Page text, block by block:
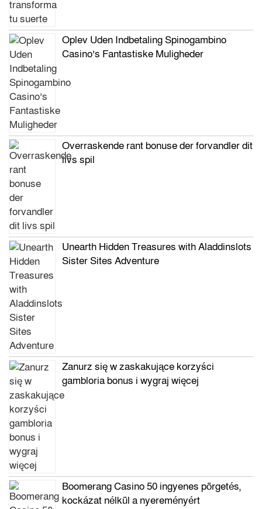
Oplev Uden Indbetaling Spinogambino
Casino’s Fantastiske Muligheder
Overraskende rant bonuse der forvandler dit
livs spil
Unearth Hidden Treasures with Aladdinslots
Sister Sites Adventure
Zanurz się w zaskakujące korzyści
gambloria bonus i wygraj więcej
Boomerang Casino 50 ingyenes pörgetés,
kockázat nélkül a nyereményért